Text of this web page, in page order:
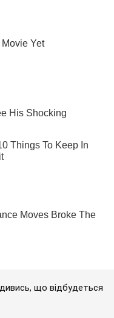
що відбудеться